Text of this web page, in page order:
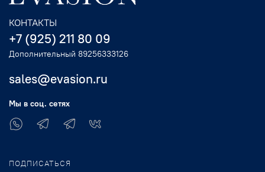
КОНТАКТЫ
+7 (925) 211 80 09
Дополнительный 89256333126
sales@evasion.ru
Мы в соц. сетях
ПОДПИСАТЬСЯ